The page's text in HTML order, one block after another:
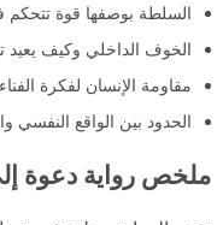
السلطة بوصفها قوة
الخوف الداخلي وكيف يعيد
مقاومة الإنسان لفكرة
الحدود بين الواقع النفسي
ملخص رواية دعوة